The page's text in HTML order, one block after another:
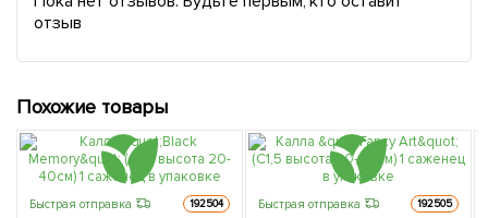
отзыв
Похожие товары
Быстрая отправка 192504 Быстрая отправка 192505